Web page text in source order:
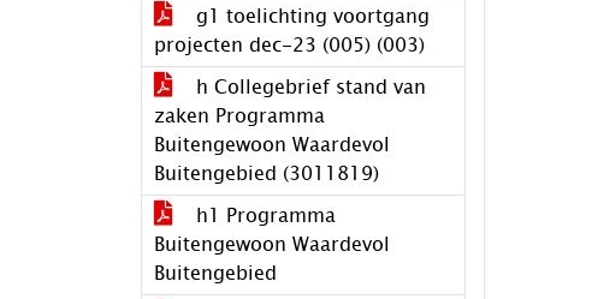
g1 toelichting voortgang
projecten dec-23 (005) (003)
h Collegebrief stand van
zaken Programma
Buitengewoon Waardevol
Buitengebied (3011819)
h1 Programma
Buitengewoon Waardevol
Buitengebied